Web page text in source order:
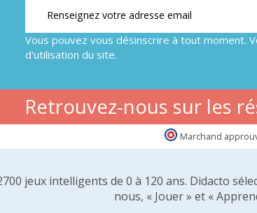
Vous pouvez vous désinscrire à tout moment.
d'utilisation du site.
Retrouvez-nous sur les
Marchand
jeux intelligents de 0 à 120 ans. Didacto
nous, « Jouer » et «